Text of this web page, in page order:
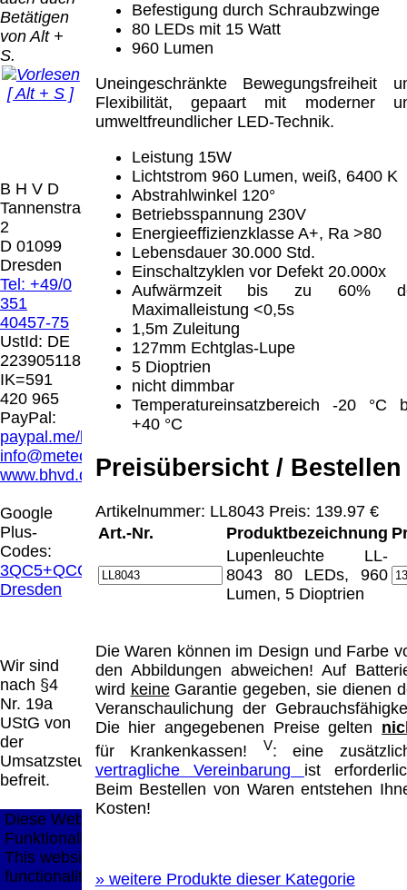
Betätigen
von Alt +
S.
[ Alt + S ]
B H V D
Tannenstrasse
2
D 01099
Dresden
Tel: +49/0
351
40457-75
UstId: DE
223905118
IK=591
420 965
PayPal:
paypal.me/blindenhilfsmittel
info@meteor.vision
www.bhvd.de
Google
Plus-
Codes:
3QC5+QCG
Dresden
Wir sind
nach §4
Nr. 19a
UStG von
der
Umsatzsteuer
befreit.
Befestigung durch Schraubzwinge
80 LEDs mit 15 Watt
960 Lumen
Uneingeschränkte Bewegungsfreiheit
Flexibilität, gepaart mit moderner
umweltfreundlicher LED-Technik.
Leistung 15W
Lichtstrom 960 Lumen, weiß, 6400 K
Abstrahlwinkel 120°
Betriebsspannung 230V
Energieeffizienzklasse A+, Ra >80
Lebensdauer 30.000 Std.
Einschaltzyklen vor Defekt 20.000x
Aufwärmzeit bis zu 60%
Maximalleistung <0,5s
1,5m Zuleitung
127mm Echtglas-Lupe
5 Dioptrien
nicht dimmbar
Temperatureinsatzbereich -20 °C
+40 °C
Preisübersicht / Bestellen
Artikelnummer: LL8043 Preis: 139.97 €
Art.-Nr.
Produktbezeichnung
Lupenleuchte LL-
8043 80 LEDs, 960
Lumen, 5 Dioptrien
Die Waren können im Design und Farbe
den Abbildungen abweichen! Auf
wird keineGarantie gegeben, sie dienen
Veranschaulichung der
Die hier angegebenen Preise gelten
für Krankenkassen!
V: eine
vertragliche Vereinbarung ist
Beim Bestellen von Waren entstehen
Kosten!
»weitere Produkte dieser Kategorie
Der Versand erfolgt
als versichertes
Paket.
Selbstabholung
vom Büro oder
Ausstellungen:
0.00 €
Versandart
erhalten Sie per
Lizenzschlüssel
und die
Rechnung /
erhalten also
keinen
Datenträger
Die in diesem Dokument genannten
Warenzeichen sind Eigentum der jeweiligen
Firmen. Preisänderungen, Irrtümer und
technische Änderungen vorbehalten.
letzte Änderung: 10. März 2026 Blinden
Hilfsmittel Vertrieb Dresden,
Mit einem Urteil vom 12.05.1998 - 312 O
85/98 - Haftung für Links hat das Landgericht
Hamburg entschieden, dass man durch die
Anbringung eines Links, die Inhalte der
gelinkten Seite ggf. mit zu verantworten hat.
Dieses kann nur dadurch verhindert werden,
dass man sich ausdrücklich von diesen
Inhalten distanziert. Hiermit distanzieren wir
uns ausdrücklich von allen Inhalten, aller
gelinkten Seiten auf unserer Homepage und
machen uns diese Inhalte nicht zu eigen.
Diese Erklärung gilt für alle auf unserer
Homepage angebrachten Links.
bereit. Die Plattform finden Sie unter
http://ec.europa.eu/consumers/odr/Unsere E-
Mailadresse lautet:info@meteor.vision.
Seitenanfang Impressum AGB
Widerruf
Datenschutz Urheberrechte Kontakt Links
Katalog (PDF)
Sitemap
[ 7282 ]
große Anzeige Schließen X
Diese Website nutzt Cookies, um bestmögliche
Funktionalität bieten zu können.
This website uses cookies to provide the best possible
functionality.